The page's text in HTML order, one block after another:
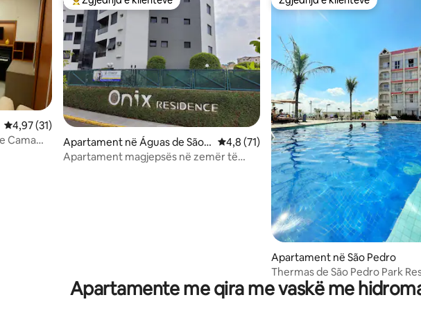
Vlerësimi mesatar 4,97 nga 5, 31 vlerësime
4,97 (31)
Cama
Më të mirat e zgjedhjeve të klientëve
Apartament në Águas de São P
edro
Vlerësimi mesatar 4,8 nga 5, 71 vlerësime
4,8 (71)
Apartament magjepsës në zemër të
Zgjedhja e klientëve
Apartament në São Pedro
Thermas de São Pedro Park
Apartamente me qira me vaskë me